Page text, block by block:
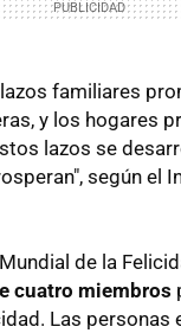
familiares
y los hogares
lazos se
según el
de la
cuatro miembros
Las personas